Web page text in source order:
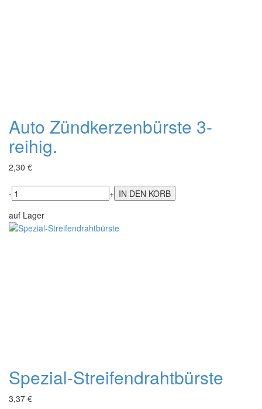
Auto Zündkerzenbürste 3-
reihig.
2,30 €
-
+
auf Lager
Spezial-Streifendrahtbürste
3,37 €